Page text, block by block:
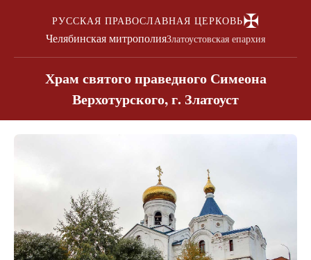
РУССКАЯ ПРАВОСЛАВНАЯ ЦЕРКОВЬ✠
Челябинская митрополияЗлатоустовская епархия
Храм святого праведного Симеона
Верхотурского, г. Златоуст